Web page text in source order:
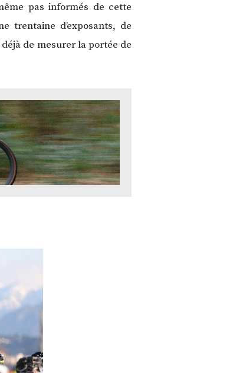
pas informés de cette
trentaine d’exposants, de
de mesurer la portée de